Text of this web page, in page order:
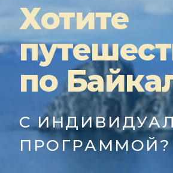
Хотите
по
С
ПРОГРАММОЙ?